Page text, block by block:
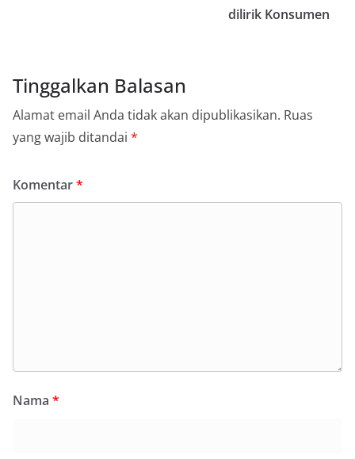
dilirik Konsumen
Tinggalkan Balasan
Alamat email Anda tidak akan dipublikasikan. Ruas
yang wajib ditandai *
Komentar*
Nama *